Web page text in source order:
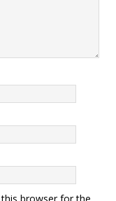
browser for the